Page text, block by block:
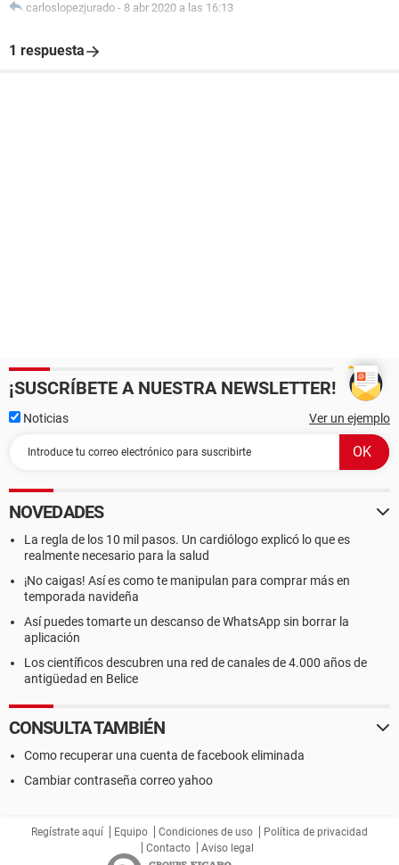
carloslopezjurado - 8 abr 2020 a las 16:13
1 respuesta
¡SUSCRÍBETE A NUESTRA NEWSLETTER!
Noticias Ver un ejemplo
NOVEDADES
La regla de los 10 mil pasos. Un cardiólogo explicó lo que es
realmente necesario para la salud
¡No caigas! Así es como te manipulan para comprar más en
temporada navideña
Así puedes tomarte un descanso de WhatsApp sin borrar la
aplicación
Los científicos descubren una red de canales de 4.000 años de
antigüedad en Belice
CONSULTA TAMBIÉN
Como recuperar una cuenta de facebook eliminada
Cambiar contraseña correo yahoo
Regístrate aquí Equipo Condiciones de uso
Política de privacidad
Contacto
Aviso legal